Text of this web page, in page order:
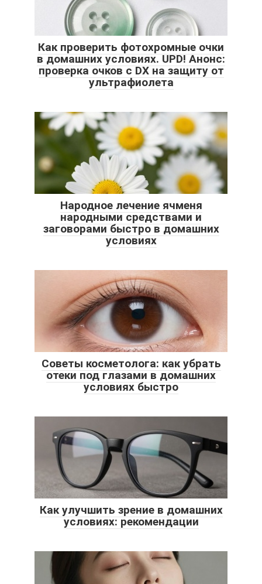
Как проверить фотохромные очки
в домашних условиях. UPD! Анонс:
проверка очков с DX на защиту от
ультрафиолета
Народное лечение ячменя
народными средствами и
заговорами быстро в домашних
условиях
Советы косметолога: как убрать
отеки под глазами в домашних
условиях быстро
Как улучшить зрение в домашних
условиях: рекомендации